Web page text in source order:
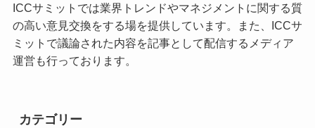
ICCサミットでは業界トレンドやマネジメントに関する質
の高い意見交換をする場を提供しています。また、ICCサ
ミットで議論された内容を記事として配信するメディア
運営も行っております。
カテゴリー